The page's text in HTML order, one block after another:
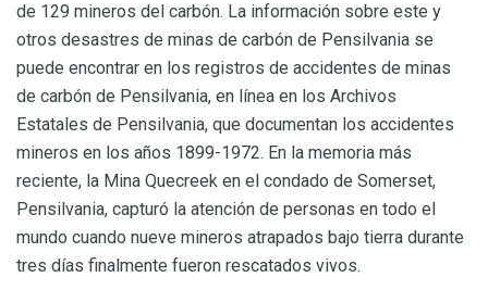
de 129 mineros del carbón. La información sobre este y
otros desastres de minas de carbón de Pensilvania se
puede encontrar en los registros de accidentes de minas
de carbón de Pensilvania, en línea en los Archivos
Estatales de Pensilvania, que documentan los accidentes
mineros en los años 1899-1972. En la memoria más
reciente, la Mina Quecreek en el condado de Somerset,
Pensilvania, capturó la atención de personas en todo el
mundo cuando nueve mineros atrapados bajo tierra durante
tres días finalmente fueron rescatados vivos.